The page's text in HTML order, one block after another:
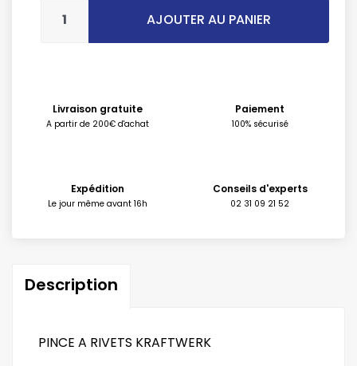
AJOUTER AU PANIER
Livraison gratuite
A partir de 200€ d'achat
Paiement
100% sécurisé
Expédition
Le jour même avant 16h
Conseils d'experts
02 31 09 21 52
Description
PINCE A RIVETS KRAFTWERK